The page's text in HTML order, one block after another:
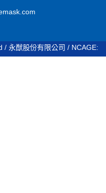
永猷股份有限公司 / NCAGE: